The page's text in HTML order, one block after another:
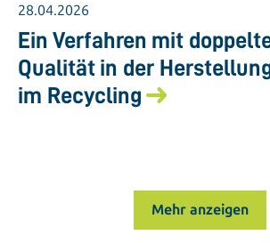
28.04.2026
Ein Verfahren mit
Qualität in der
im Recycling
Mehr anzeigen